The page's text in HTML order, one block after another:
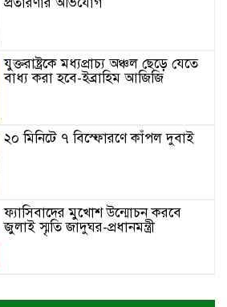
যুক্তরাষ্ট্রকে মধ্যপ্রাচ্য অঞ্চল ছেড়ে যেতে
বাধ্য করা হবে-ইব্রাহিম আজিজি
২০ মিনিটে ৭ বিস্ফোরণে কাঁপল দুবাই
ফ্যাসিবাদের মুখোশ উন্মোচন করবে
জুলাই স্মৃতি জাদুঘর-প্রধানমন্ত্রী
সম্মান দেয়া রাষ্ট্রের পবিত্র দায়িত্ব-ভারপ্রাপ্ত